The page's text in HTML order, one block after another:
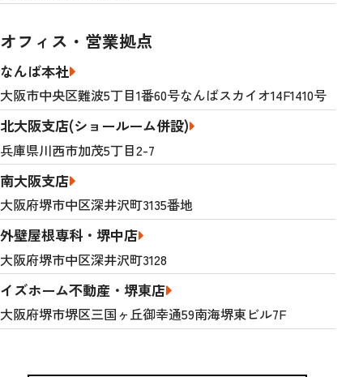
オフィス・営業拠点
なんば本社
大阪市中央区難波5丁目1番60号なんばスカイオ14F1410号
北大阪支店(ショールーム併設)
兵庫県川西市加茂5丁目2-7
南大阪支店
大阪府堺市中区深井沢町3135番地
外壁屋根専科・堺中店
大阪府堺市中区深井沢町3128
イズホーム不動産・堺東店
大阪府堺市堺区三国ヶ丘御幸通59南海堺東ビル7F